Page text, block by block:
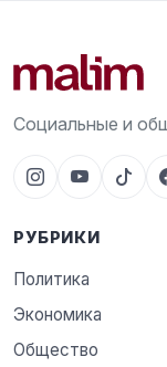
Социальные и
РУБРИКИ
Политика
Экономика
Общество